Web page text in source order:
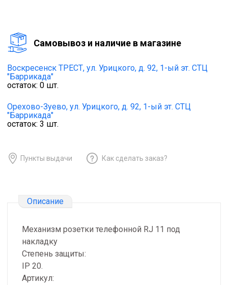
Cамовывоз и наличие в магазине
Воскресенск ТРЕСТ, ул. Урицкого, д. 92, 1-ый эт. СТЦ
"Баррикада"
остаток: 0 шт.
Орехово-Зуево, ул. Урицкого, д. 92, 1-ый эт. СТЦ
"Баррикада"
остаток: 3 шт.
Пункты выдачи Как сделать заказ?
Описание
Механизм розетки телефонной RJ 11 под
накладку
Степень защиты:
IP 20.
Артикул: